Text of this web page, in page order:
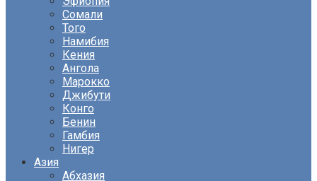
Сомали
Того
Намибия
Кения
Ангола
Марокко
Джибути
Конго
Бенин
Гамбия
Нигер
Азия
Абхазия